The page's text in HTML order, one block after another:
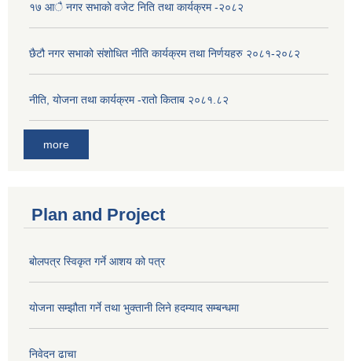
१७ आै नगर सभाकाे वजेट निति तथा कार्यक्रम -२०८२
छैटौ नगर सभाको संशोधित नीति कार्यक्रम तथा निर्णयहरु २०८१-२०८२
नीति, योजना तथा कार्यक्रम -रातो किताब २०८१.८२
more
Plan and Project
बोलपत्र स्विकृत गर्ने आशय को पत्र
योजना सम्झौता गर्ने तथा भुक्तानी लिने हदम्याद सम्बन्धमा
निवेदन ढाचा